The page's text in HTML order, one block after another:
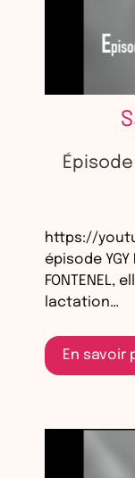
https://
épisode
FONTENEL,
lactation…
En savoir